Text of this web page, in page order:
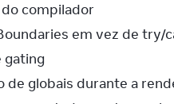
compilador
em vez de try/
gating
globais durante a